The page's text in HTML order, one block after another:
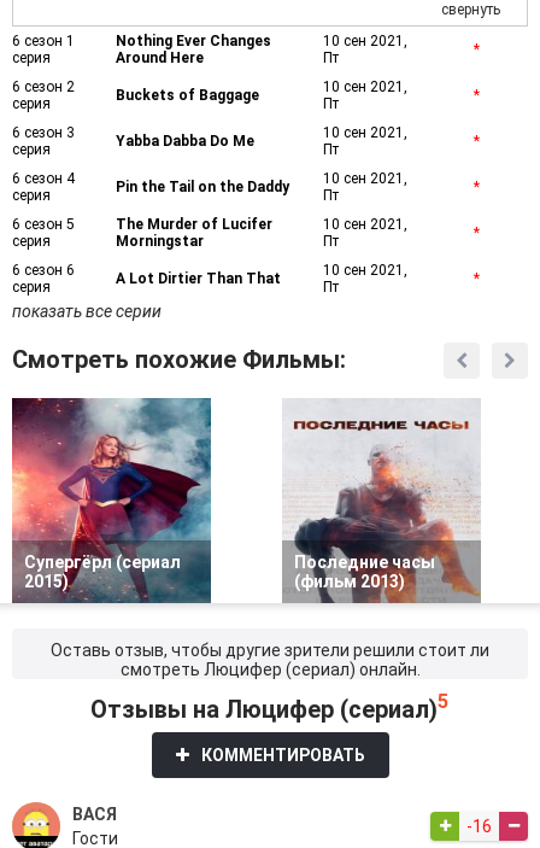
свернуть
6 сезон 1
серия
Nothing Ever Changes
Around Here
10 сен 2021,
Пт
*
6 сезон 2
серия
Buckets of Baggage
10 сен 2021,
Пт
*
6 сезон 3
серия
Yabba Dabba Do Me
10 сен 2021,
Пт
*
6 сезон 4
серия
Pin the Tail on the Daddy
10 сен 2021,
Пт
*
6 сезон 5
серия
The Murder of Lucifer
Morningstar
10 сен 2021,
Пт
*
6 сезон 6
серия
A Lot Dirtier Than That
10 сен 2021,
Пт
*
показать все серии
Смотреть похожие Фильмы:
Супергёрл (сериал
2015)
Последние часы
(фильм 2013)
Оставь отзыв, чтобы другие зрители решили стоит ли
смотреть Люцифер (сериал) онлайн.
Отзывы на Люцифер (сериал)5
КОММЕНТИРОВАТЬ
ВАСЯ
Гости
-16